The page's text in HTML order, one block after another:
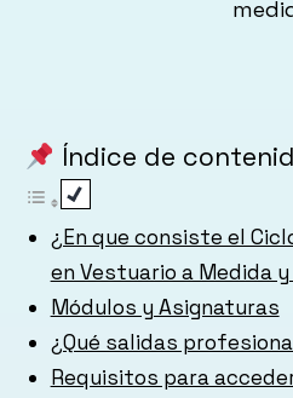
Índice de
¿En que consiste el
en Vestuario a Medida
Módulos y Asignaturas
¿Qué salidas
Requisitos para